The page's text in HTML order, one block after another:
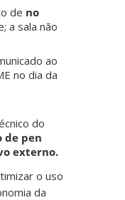
de no
a sala não
ao
no dia da
do
de pen
externo.
o uso
da